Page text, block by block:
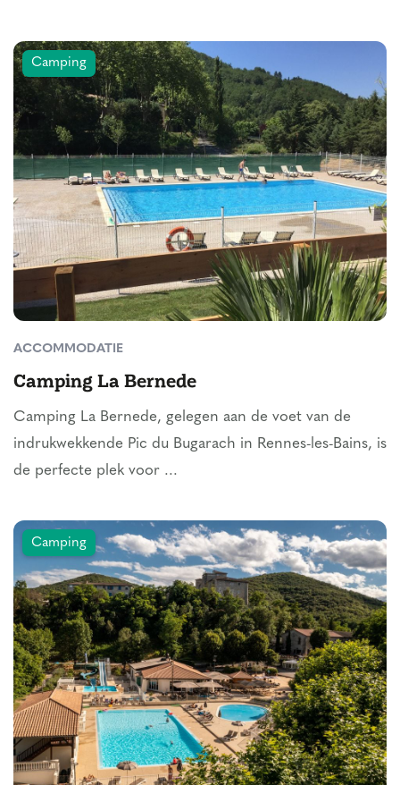
Camping
ACCOMMODATIE
Camping La Bernede
Camping La Bernede, gelegen aan de voet van de
indrukwekkende Pic du Bugarach in Rennes-les-Bains, is
de perfecte plek voor ...
Camping